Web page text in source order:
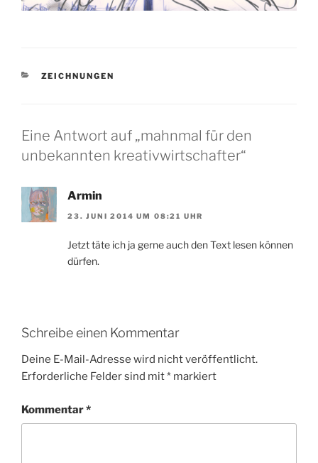
KATEGORIEN
ZEICHNUNGEN
Eine Antwort auf „mahnmal für den
unbekannten kreativwirtschafter“
Armin
23. JUNI 2014 UM 08:21 UHR
Jetzt täte ich ja gerne auch den Text lesen können
dürfen.
Schreibe einen Kommentar
Deine E-Mail-Adresse wird nicht veröffentlicht.
Erforderliche Felder sind mit* markiert
Kommentar*